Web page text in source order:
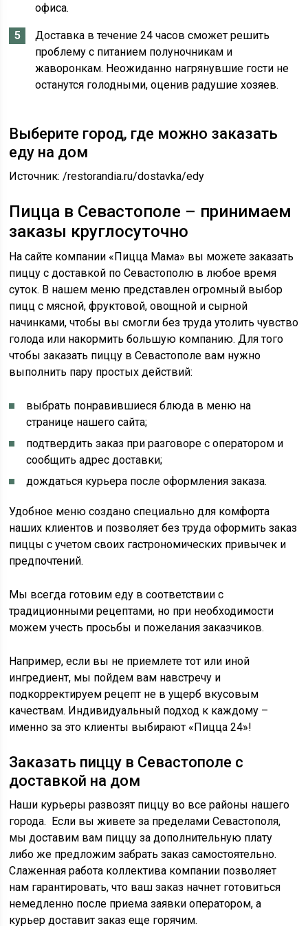
офиса.
Доставка в течение 24 часов сможет решить
проблему с питанием полуночникам и
жаворонкам. Неожиданно нагрянувшие гости не
останутся голодными, оценив радушие хозяев.
Выберите город, где можно заказать
еду на дом
Источник:/restorandia.ru/dostavka/edy
Пицца в Севастополе – принимаем
заказы круглосуточно
На сайте компании «Пицца Мама» вы можете заказать
пиццу с доставкой по Севастополю в любое время
суток. В нашем меню представлен огромный выбор
пицц с мясной, фруктовой, овощной и сырной
начинками, чтобы вы смогли без труда утолить чувство
голода или накормить большую компанию. Для того
чтобы заказать пиццу в Севастополе вам нужно
выполнить пару простых действий:
выбрать понравившиеся блюда в меню на
странице нашего сайта;
подтвердить заказ при разговоре с оператором и
сообщить адрес доставки;
дождаться курьера после оформления заказа.
Удобное меню создано специально для комфорта
наших клиентов и позволяет без труда оформить заказ
пиццы с учетом своих гастрономических привычек и
предпочтений.
Мы всегда готовим еду в соответствии с
традиционными рецептами, но при необходимости
можем учесть просьбы и пожелания заказчиков.
Например, если вы не приемлете тот или иной
ингредиент, мы пойдем вам навстречу и
подкорректируем рецепт не в ущерб вкусовым
качествам. Индивидуальный подход к каждому –
именно за это клиенты выбирают «Пицца 24»!
Заказать пиццу в Севастополе с
доставкой на дом
Наши курьеры развозят пиццу во все районы нашего
города. Если вы живете за пределами Севастополя,
мы доставим вам пиццу за дополнительную плату
либо же предложим забрать заказ самостоятельно.
Слаженная работа коллектива компании позволяет
нам гарантировать, что ваш заказ начнет готовиться
немедленно после приема заявки оператором, а
курьер доставит заказ еще горячим.